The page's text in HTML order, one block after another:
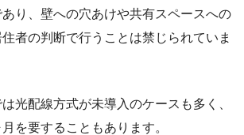
り、壁への穴あけや共有スペースへの
者の判断で行うことは禁じられていま
光配線方式が未導入のケースも多く、
を要することもあります。